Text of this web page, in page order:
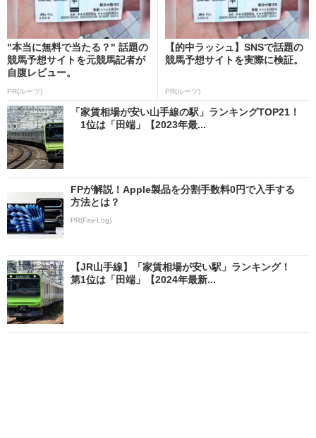
"本当に無料で当たる？" 話題の
競馬予想サイトを元競馬記者が
自腹レビュー。
PR(ルーツ)
【的中ラッシュ】SNSで話題の
競馬予想サイトを実際に検証。
PR(ルーツ)
「家賃相場が安い山手線の駅」ランキングTOP21！
1位は「田端」【2023年最...
FPが解説！Apple製品を分割手数料0円で入手する
方法とは？
PR(Fav-Log)
【JR山手線】「家賃相場が安い駅」ランキング！
第1位は「田端」【2024年最新...